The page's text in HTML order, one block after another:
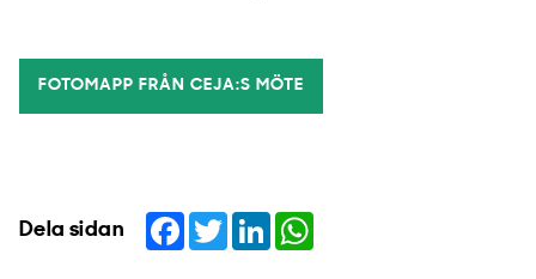
FOTOMAPP FRÅN CEJA:S MÖTE
Dela sidan Facebook
TwitterLinkedIn